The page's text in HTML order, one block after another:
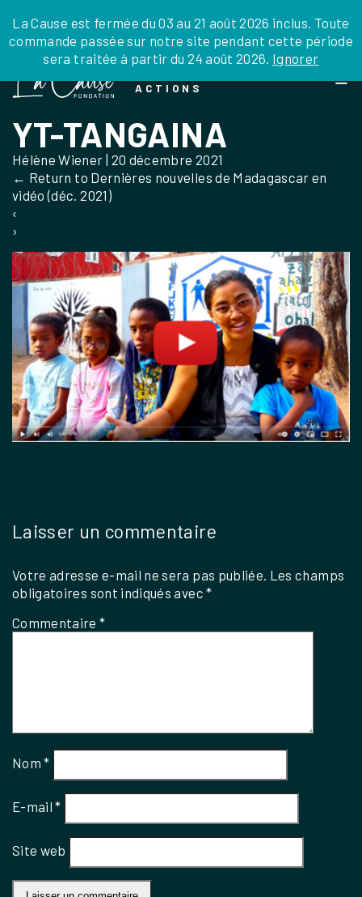
to
the
La Cause est fermée du 03 au 21 août 2026 inclus. Toute
commande passée sur notre site pendant cette période
sera traitée à partir du 24 août 2026. Ignorer
JE DONNE JE PARRAINE NOUS SOUTENIR
DEPUIS LA FRANCE
DEPUIS L’INTERNATIONAL
EN TANT QU’ORGANISATION
LEGS, LIBÉRALITÉS
0 ARTICLE
ACTIONS
YT-TANGAINA
Hélène Wiener | 20 décembre 2021
← Return to Dernières nouvelles de Madagascar en
vidéo (déc. 2021)
‹
›
Laisser un commentaire
Votre adresse e-mail ne sera pas publiée. Les champs
obligatoires sont indiqués avec*
Commentaire*
Nom*
E-mail*
Site web